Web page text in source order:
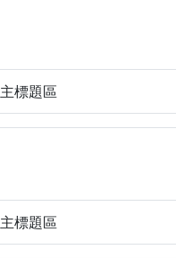
主標題區
主標題區